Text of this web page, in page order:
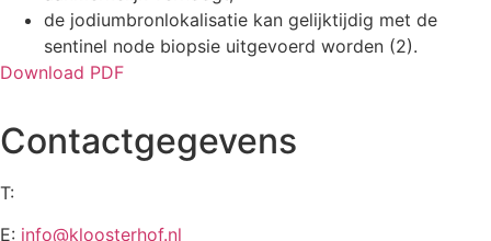
de jodiumbronlokalisatie kan gelijktijdig met de
sentinel node biopsie uitgevoerd worden (2).
Download PDF
Contactgegevens
T:
E: info@kloosterhof.nl